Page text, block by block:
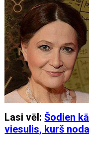
Lasi vēl:Šodien
viesulis, kurš